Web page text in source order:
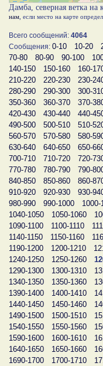
Дамба, северная ветка
нам , если место на карте
Всего сообщений: 4064
Сообщения: 0-10 10-20
70-80
80-90 90-100
140-150
150-160 160-
210-220
220-230 230-
280-290
290-300 300-
350-360
360-370 370-
420-430
430-440 440-
490-500
500-510 510-
560-570
570-580 580-
630-640
640-650 650-
700-710
710-720 720-
770-780
780-790 790-
840-850
850-860 860-
910-920
920-930 930-
980-990
990-1000 1000-
1040-1050
1050-1060
1090-1100
1100-1110
1140-1150
1150-1160
1190-1200
1200-1210
1240-1250
1250-1260
1290-1300
1300-1310
1340-1350
1350-1360
1390-1400
1400-1410
1440-1450
1450-1460
1490-1500
1500-1510
1540-1550
1550-1560
1590-1600
1600-1610
1640-1650
1650-1660
1690-1700
1700-1710